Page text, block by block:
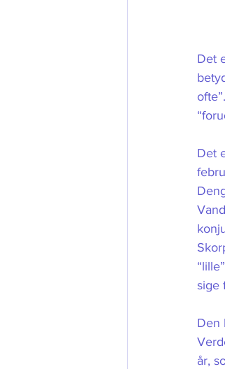
Det
Det
sige
Den
år,